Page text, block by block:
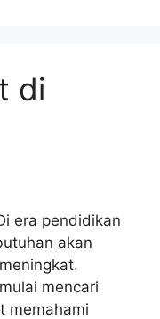
di
era pendidikan
akan
mencari
memahami